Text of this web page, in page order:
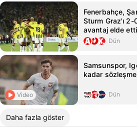
Fenerbahçe,
Sturm Graz'ı
avantaj elde etti
Dün
Video
Samsunspor,
kadar
Dün
Daha fazla göster